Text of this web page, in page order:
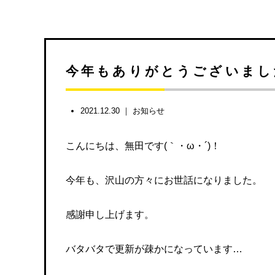
今年もありがとうございま
2021.12.30 ｜ お知らせ
こんにちは、無田です(｀・ω・´)！
今年も、沢山の方々にお世話になりました。
感謝申し上げます。
バタバタで更新が疎かになっています…